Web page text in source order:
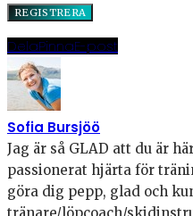
DelaPinnaE-post
Sofia Bursjöö
Jag är så GLAD att du är
passionerat hjärta för
göra dig pepp, glad och